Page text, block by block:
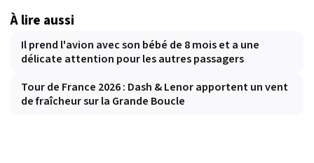
À lire aussi
Il prend l'avion avec son bébé de 8 mois et a une
délicate attention pour les autres passagers
Tour de France 2026 : Dash & Lenor apportent un vent
de fraîcheur sur la Grande Boucle